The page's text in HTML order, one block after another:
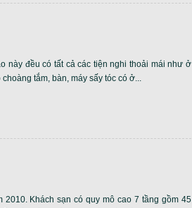
này đều có tất cả các tiện nghi thoải mái như ở
tắm, bàn, máy sấy tóc có ở...
Khách sạn có quy mô cao 7 tầng gồm 45